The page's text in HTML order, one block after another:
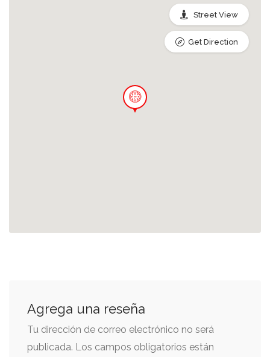
Street View
Get Direction
Agrega una reseña
Tu dirección de correo electrónico no será
publicada. Los campos obligatorios están